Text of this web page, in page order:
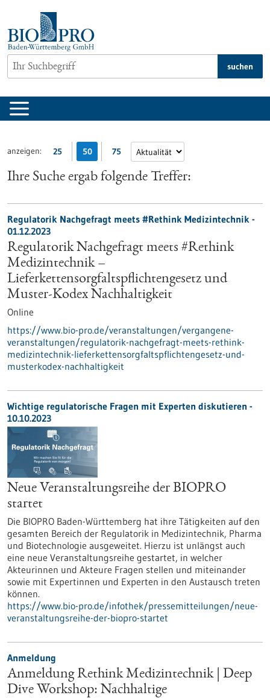
springen
suchen
anzeigen: 25 50 75
Ihre Suche ergab folgende Treffer:
Regulatorik Nachgefragt meets #Rethink Medizintechnik -
01.12.2023
Regulatorik Nachgefragt meets #Rethink
Medizintechnik –
Lieferkettensorgfaltspflichtengesetz und
Muster-Kodex Nachhaltigkeit
Online
https://www.bio-pro.de/veranstaltungen/vergangene-
veranstaltungen/regulatorik-nachgefragt-meets-rethink-
medizintechnik-lieferkettensorgfaltspflichtengesetz-und-
musterkodex-nachhaltigkeit
Wichtige regulatorische Fragen mit Experten diskutieren -
10.10.2023
Neue Veranstaltungsreihe der BIOPRO
startet
Die BIOPRO Baden-Württemberg hat ihre Tätigkeiten auf den
gesamten Bereich der Regulatorik in Medizintechnik, Pharma
und Biotechnologie ausgeweitet. Hierzu ist unlängst auch
eine neue Veranstaltungsreihe gestartet, in welcher
Akteurinnen und Akteure Fragen stellen und miteinander
sowie mit Expertinnen und Experten in den Austausch treten
können.
https://www.bio-pro.de/infothek/pressemitteilungen/neue-
veranstaltungsreihe-der-biopro-startet
Anmeldung
Anmeldung Rethink Medizintechnik | Deep
Dive Workshop: Nachhaltige